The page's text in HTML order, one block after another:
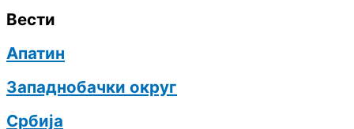
Вести
Апатин
Западнобачки округ
Србија